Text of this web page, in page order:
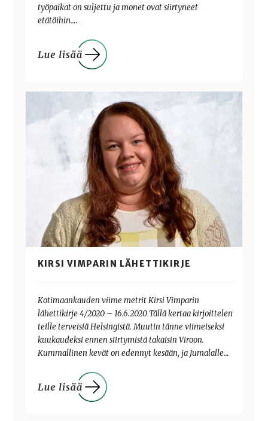
työpaikat on suljettu ja monet ovat siirtyneet
etätöihin….
KIRSI VIMPARIN LÄHETTIKIRJE
Kotimaankauden viime metrit Kirsi Vimparin
lähettikirje 4/2020 – 16.6.2020 Tällä kertaa kirjoittelen
teille terveisiä Helsingistä. Muutin tänne viimeiseksi
kuukaudeksi ennen siirtymistä takaisin Viroon.
Kummallinen kevät on edennyt kesään, ja Jumalalle…